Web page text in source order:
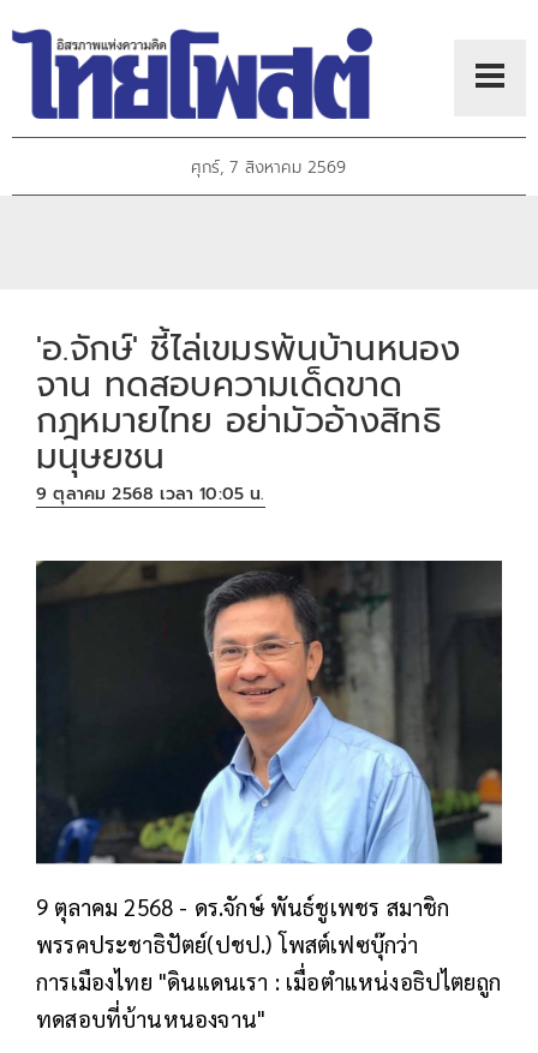
ศุกร์, 7 สิงหาคม 2569
'อ.จักษ์' ชี้ไล่เขมรพ้นบ้านหนอง
จาน ทดสอบความเด็ดขาด
กฎหมายไทย อย่ามัวอ้างสิทธิ
มนุษยชน
9 ตุลาคม 2568 เวลา 10:05 น.
9 ตุลาคม 2568 - ดร.จักษ์ พันธ์ชูเพชร สมาชิก
พรรคประชาธิปัตย์(ปชป.) โพสต์เฟซบุ๊กว่า
การเมืองไทย "ดินแดนเรา : เมื่อตำแหน่งอธิปไตยถูก
ทดสอบที่บ้านหนองจาน"